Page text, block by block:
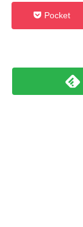
Pocket